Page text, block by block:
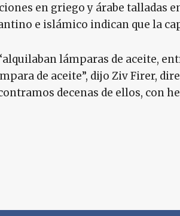
en griego y árabe talladas
e islámico indican que la
lámparas de aceite,
de aceite”, dijo Ziv Firer,
decenas de ellos, con